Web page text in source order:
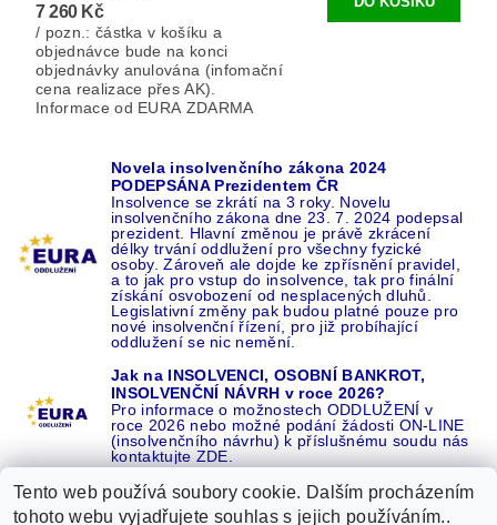
7 260 Kč
/ pozn.: částka v košíku a
objednávce bude na konci
objednávky anulována (infomační
cena realizace přes AK).
Informace od EURA ZDARMA
Novela insolvenčního zákona 2024
PODEPSÁNA Prezidentem ČR
Insolvence se zkrátí na 3 roky. Novelu
insolvenčního zákona dne 23. 7. 2024 podepsal
prezident. Hlavní změnou je právě zkrácení
délky trvání oddlužení pro všechny fyzické
osoby. Zároveň ale dojde ke zpřísnění pravidel,
a to jak pro vstup do insolvence, tak pro finální
získání osvobození od nesplacených dluhů.
Legislativní změny pak budou platné pouze pro
nové insolvenční řízení, pro již probíhající
oddlužení se nic nemění.
Jak na INSOLVENCI, OSOBNÍ BANKROT,
INSOLVENČNÍ NÁVRH v roce 2026?
Pro informace o možnostech ODDLUŽENÍ v
roce 2026 nebo možné podání žádosti ON-LINE
(insolvenčního návrhu) k příslušnému soudu nás
kontaktujte ZDE.
Tento web používá soubory cookie. Dalším procházením
tohoto webu vyjadřujete souhlas s jejich používáním..